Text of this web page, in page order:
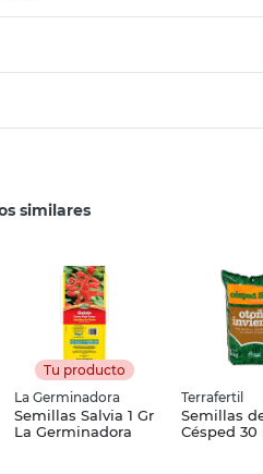
similares
Tu producto
La Germinadora
Semillas Salvia 1 Gr
La Germinadora
Terrafertil
Semillas
Césped 30